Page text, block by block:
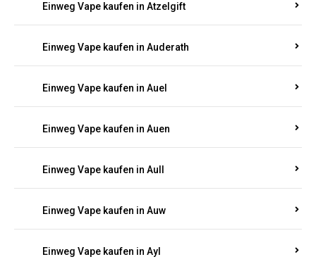
Einweg Vape kaufen in Atzelgift
Einweg Vape kaufen in Auderath
Einweg Vape kaufen in Auel
Einweg Vape kaufen in Auen
Einweg Vape kaufen in Aull
Einweg Vape kaufen in Auw
Einweg Vape kaufen in Ayl